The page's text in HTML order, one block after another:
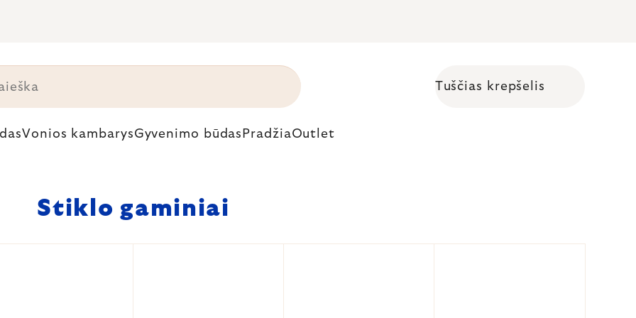
Shopping cart
Tuščias krepšelis
Vonios kambarysGyvenimo būdas PradžiaOutlet
Stiklo gaminiai